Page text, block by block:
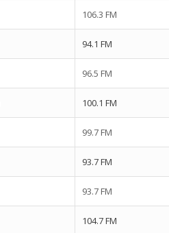
106.3 FM
94.1 FM
96.5 FM
100.1 FM
99.7 FM
93.7 FM
93.7 FM
104.7 FM